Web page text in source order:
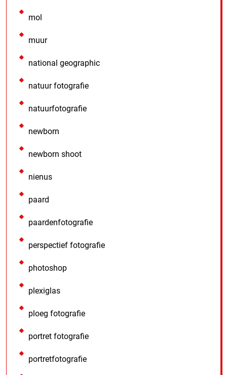
mol
muur
national geographic
natuur fotografie
natuurfotografie
newborn
newborn shoot
nienus
paard
paardenfotografie
perspectief fotografie
photoshop
plexiglas
ploeg fotografie
portret fotografie
portretfotografie